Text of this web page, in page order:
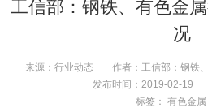
工信部：钢铁、有色金
况
来源： 行业动态 作者： 工信部：钢铁
发布时间： 2019-02-19
标签： 有色金属